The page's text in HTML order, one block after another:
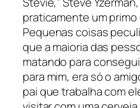
praticamente um primo
Pequenas coisas
que a maioria das
matando para
para mim, era só o
pai que trabalha com